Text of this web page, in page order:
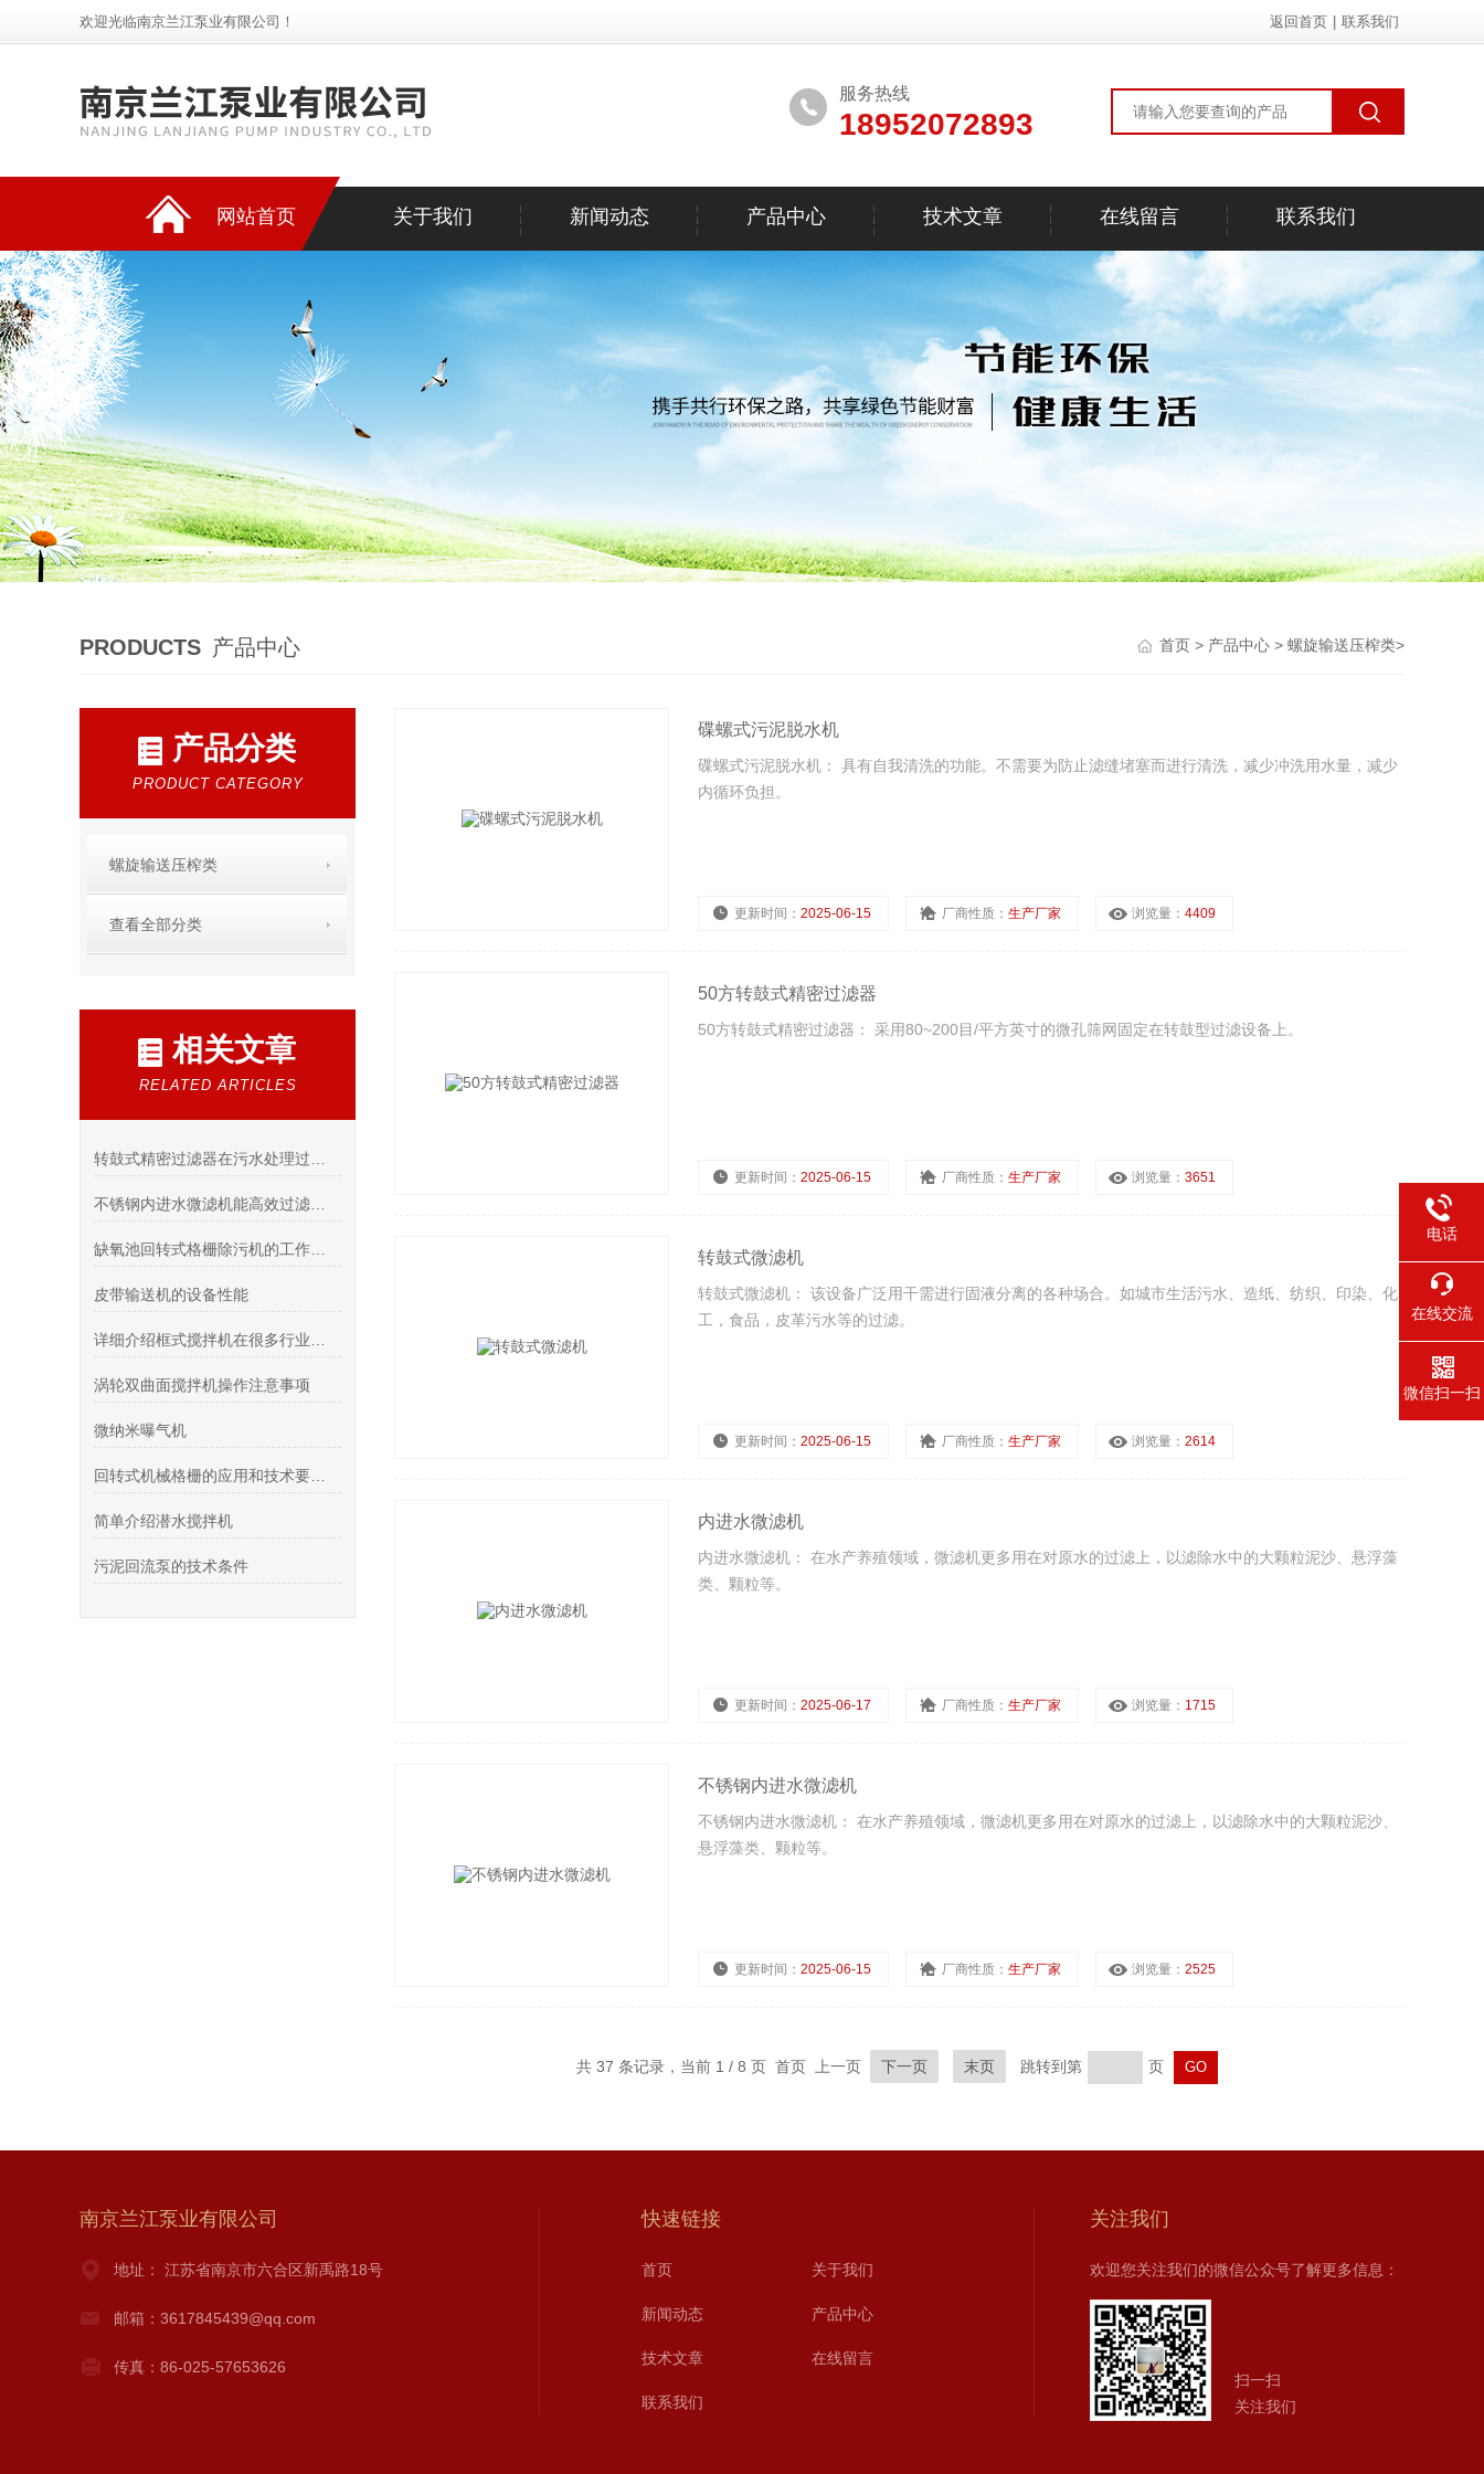
欢迎光临南京兰江泵业有限公司！ 返回首页 联系我们
服务热线
18952072893
网站首页 关于我们 新闻动态 产品中心 技术文章 在线留言 联系我们
PRODUCTS 产品中心 首页 > 产品中心 > 螺旋输送压榨类>
产品分类
PRODUCT CATEGORY
螺旋输送压榨类
查看全部分类
相关文章
RELATED ARTICLES
皮带输送机的设备性能
涡轮双曲面搅拌机操作注意事项
微纳米曝气机
简单介绍潜水搅拌机
污泥回流泵的技术条件
碟螺式污泥脱水机
碟螺式污泥脱水机： 具有自我清洗的功能。不需要为防止滤缝堵塞而进行清洗，减少冲洗用水量，减少
内循环负担。
更新时间： 2025-06-15 厂商性质： 生产厂家 浏览量： 4409
50方转鼓式精密过滤器
50方转鼓式精密过滤器： 采用80~200目/平方英寸的微孔筛网固定在转鼓型过滤设备上。
更新时间： 2025-06-15 厂商性质： 生产厂家 浏览量： 3651
转鼓式微滤机
转鼓式微滤机： 该设备广泛用干需进行固液分离的各种场合。如城市生活污水、造纸、纺织、印染、化
工，食品，皮革污水等的过滤。
更新时间： 2025-06-15 厂商性质： 生产厂家 浏览量： 2614
内进水微滤机
内进水微滤机： 在水产养殖领域，微滤机更多用在对原水的过滤上，以滤除水中的大颗粒泥沙、悬浮藻
类、颗粒等。
更新时间： 2025-06-17 厂商性质： 生产厂家 浏览量： 1715
不锈钢内进水微滤机
不锈钢内进水微滤机： 在水产养殖领域，微滤机更多用在对原水的过滤上，以滤除水中的大颗粒泥沙、
悬浮藻类、颗粒等。
更新时间： 2025-06-15 厂商性质： 生产厂家 浏览量： 2525
共 37 条记录，当前 1 / 8 页 首页 上一页 下一页 末页 跳转到第 页
南京兰江泵业有限公司
地址： 江苏省南京市六合区新禹路18号
邮箱：3617845439@qq.com
传真：86-025-57653626
快速链接
首页 关于我们
新闻动态 产品中心
技术文章 在线留言
联系我们
关注我们
欢迎您关注我们的微信公众号了解更多信息：
扫一扫
关注我们
电话
在线交流
微信扫一扫